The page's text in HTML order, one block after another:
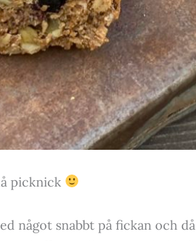
picknick
något snabbt på fickan och då